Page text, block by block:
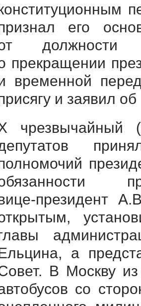
его
должности
прекращении
временной
и заявил
чрезвычайный
президент
а
В Москву
со